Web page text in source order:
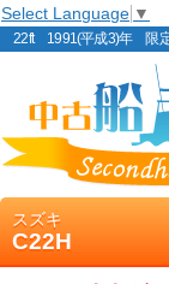
Select Language ▼
22ft 1991(平成3)年 限
スズキ
C22H